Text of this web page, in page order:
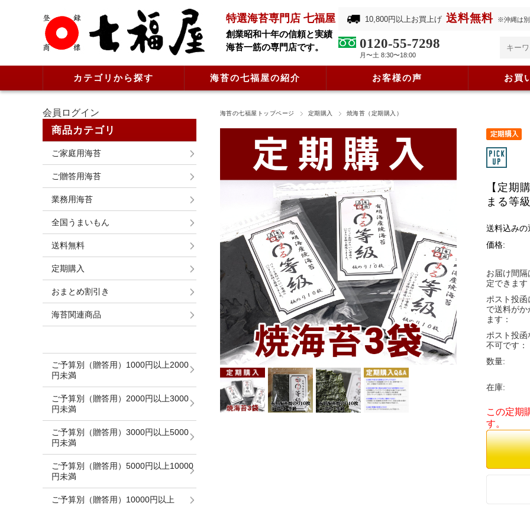
特選海苔専門店 七福屋
創業昭和十年の信頼と実績
海苔一筋の専門店です。
10,800円以上お買上げ 送料無料 ※沖縄は
0120-55-7298
月〜土 8:30〜18:00
カテゴリから探す 海苔の七福屋の紹介 お客様の声 お買
海苔の七福屋トップページ 定期購入 焼海苔（定期購入）
【定期
まる等
送料込みの
価格:
お届け間隔
定できます
ポスト投函
で送料がか
ます：
ポスト投函
不可です：
数量:
在庫:
この定期
す。
会員ログイン
商品カテゴリ
ご家庭用海苔
ご贈答用海苔
業務用海苔
全国うまいもん
送料無料
定期購入
おまとめ割引き
海苔関連商品
ご予算別（贈答用）1000円以上2000
円未満
ご予算別（贈答用）2000円以上3000
円未満
ご予算別（贈答用）3000円以上5000
円未満
ご予算別（贈答用）5000円以上10000
円未満
ご予算別（贈答用）10000円以上